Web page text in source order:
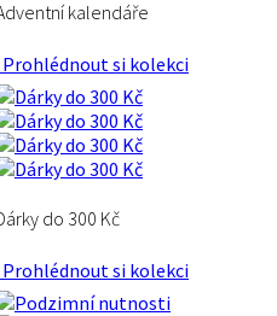
kalendáře
si kolekci
do 300 Kč
si kolekci